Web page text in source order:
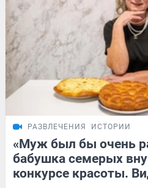
РАЗВЛЕЧЕНИЯ ИСТОРИИ
«Муж был бы очень
бабушка семерых
конкурсе красоты.